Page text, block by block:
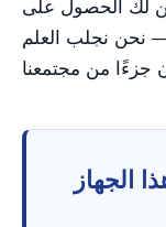
لك الحصول على
— نحن نجلب العلم
الجهاز